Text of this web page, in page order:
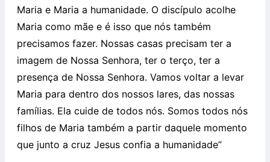
Maria e Maria a humanidade. O discípulo acolhe
Maria como mãe e é isso que nós também
precisamos fazer. Nossas casas precisam ter a
imagem de Nossa Senhora, ter o terço, ter a
presença de Nossa Senhora. Vamos voltar a levar
Maria para dentro dos nossos lares, das nossas
famílias. Ela cuide de todos nós. Somos todos nós
filhos de Maria também a partir daquele momento
que junto a cruz Jesus confia a humanidade”